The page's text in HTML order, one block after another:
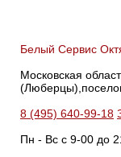
Белый Сервис
Московская
8 (495) 640-99-18
Пн - Вс с 9-00 до